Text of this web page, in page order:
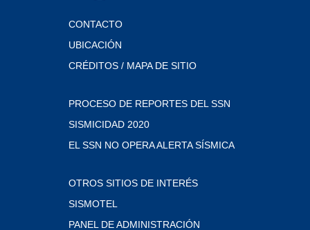
CONTACTO
UBICACIÓN
CRÉDITOS / MAPA DE SITIO
PROCESO DE REPORTES DEL SSN
SISMICIDAD 2020
EL SSN NO OPERA ALERTA SÍSMICA
OTROS SITIOS DE INTERÉS
SISMOTEL
PANEL DE ADMINISTRACIÓN